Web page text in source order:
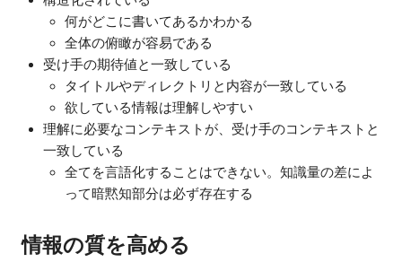
何がどこに書いてあるかわかる
全体の俯瞰が容易である
受け手の期待値と一致している
タイトルやディレクトリと内容が一致している
欲している情報は理解しやすい
理解に必要なコンテキストが、受け手のコンテキストと
一致している
全てを言語化することはできない。知識量の差によ
って暗黙知部分は必ず存在する
情報の質を高める